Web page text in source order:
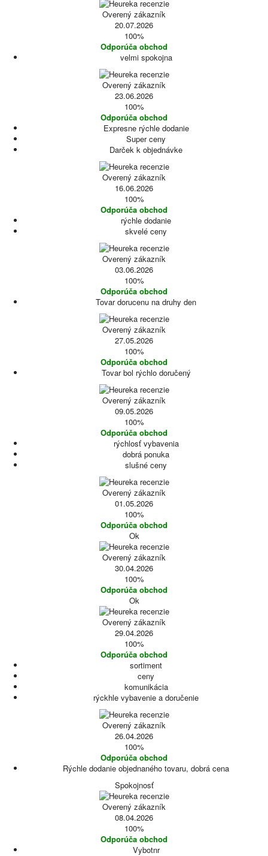
Overený zákazník
20.07.2026
100%
Odporúča obchod
velmi spokojna
Overený zákazník
23.06.2026
100%
Odporúča obchod
Expresne rýchle dodanie
Super ceny
Darček k objednávke
Overený zákazník
16.06.2026
100%
Odporúča obchod
rýchle dodanie
skvelé ceny
Overený zákazník
03.06.2026
100%
Odporúča obchod
Tovar dorucenu na druhy den
Overený zákazník
27.05.2026
100%
Odporúča obchod
Tovar bol rýchlo doručený
Overený zákazník
09.05.2026
100%
Odporúča obchod
rýchlosť vybavenia
dobrá ponuka
slušné ceny
Overený zákazník
01.05.2026
100%
Odporúča obchod
Ok
Overený zákazník
30.04.2026
100%
Odporúča obchod
Ok
Overený zákazník
29.04.2026
100%
Odporúča obchod
sortiment
ceny
komunikácia
rýckhle vybavenie a doručenie
Overený zákazník
26.04.2026
100%
Odporúča obchod
Rýchle dodanie objednaného tovaru, dobrá cena
Spokojnosť
Overený zákazník
08.04.2026
100%
Odporúča obchod
Vybotnr